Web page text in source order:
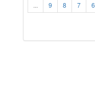
6
7
8
9
...